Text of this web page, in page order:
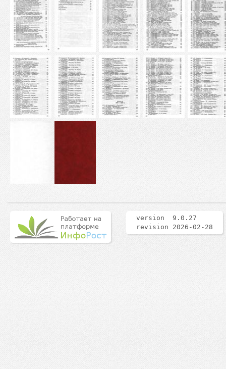
version 9.0.27
revision 2026-02-28